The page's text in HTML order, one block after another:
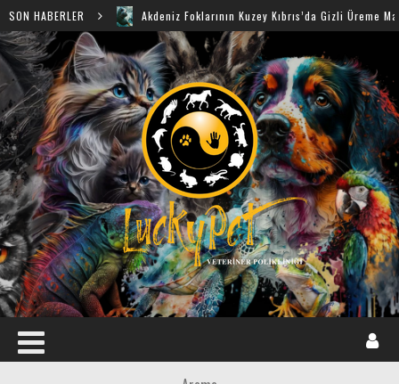
SON HABERLER Akdeniz Foklarının Kuzey Kıbrıs’da Gizli Üreme Mağaraları